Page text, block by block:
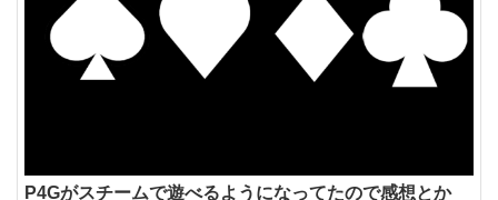
P4Gがスチームで遊べるようになってたので感想とか